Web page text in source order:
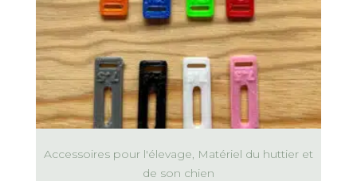
Accessoires pour l'élevage, Matériel du huttier et
de son chien